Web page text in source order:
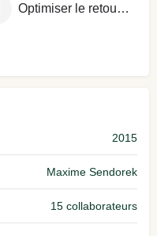
Optimiser le retour sur investissement
2015
Maxime Sendorek
15 collaborateurs